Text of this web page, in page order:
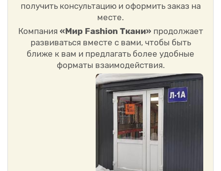
получить консультацию и оформить заказ на
месте.
Компания «Мир Fashion Ткани» продолжает
развиваться вместе с вами, чтобы быть
ближе к вам и предлагать более удобные
форматы взаимодействия.